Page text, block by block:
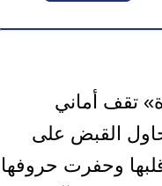
تقف أماني
القبض على
وحفرت حروفها